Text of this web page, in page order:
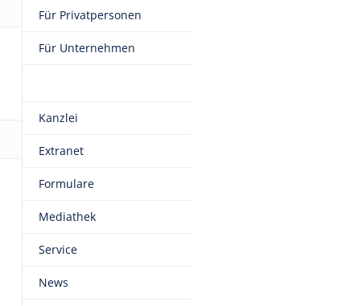
Für Privatpersonen
Für Unternehmen
Kanzlei
Extranet
Formulare
Mediathek
Service
News